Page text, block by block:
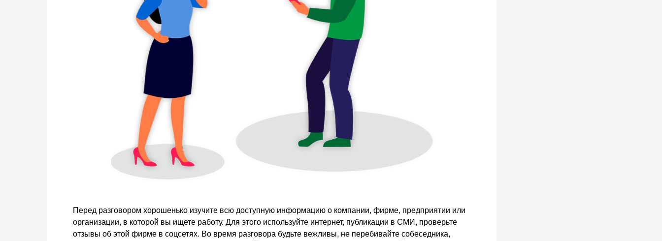
Перед разговором хорошенько изучите всю доступную информацию о компании, фирме, предприятии или
организации, в которой вы ищете работу. Для этого используйте интернет, публикации в СМИ, проверьте
отзывы об этой фирме в соцсетях. Во время разговора будьте вежливы, не перебивайте собеседника,